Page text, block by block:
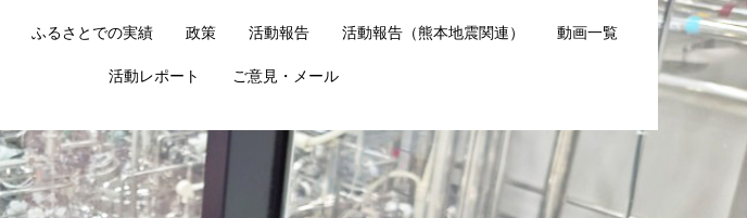
ふるさとでの実績 政策 活動報告 活動報告（熊本地震関連） 動画一覧
活動レポート ご意見・メール